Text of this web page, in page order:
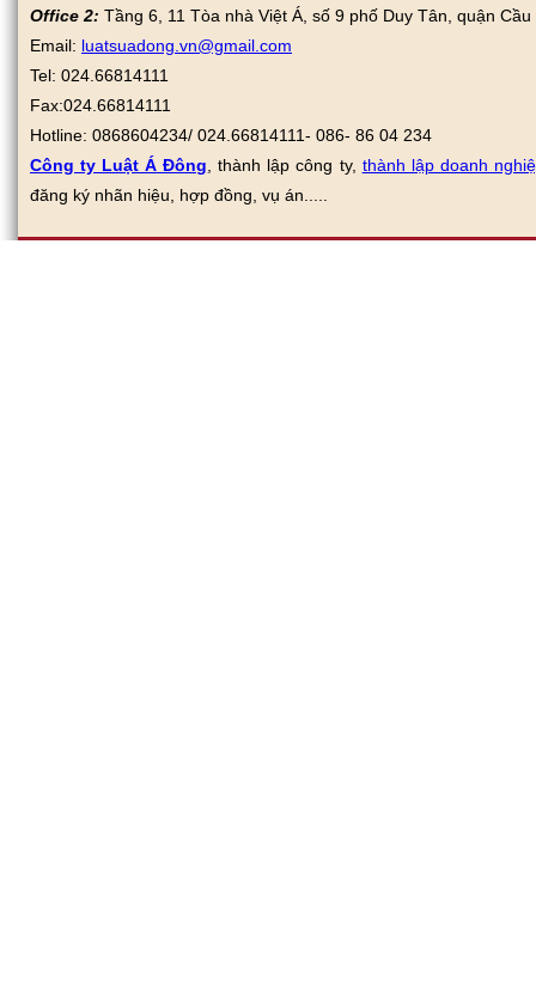
Office 2: Tầng 6, 11 Tòa nhà Việt Á, số 9 phố Duy Tân, quận
Email: luatsuadong.vn@gmail.com
Tel: 024.66814111
Fax:024.66814111
Hotline: 0868604234/ 024.66814111- 086- 86 04 234
Công ty Luật Á Đông , thành lập công ty, thành lập doanh
đăng ký nhãn hiệu, hợp đồng, vụ án.....